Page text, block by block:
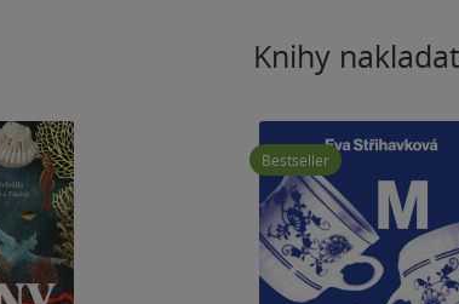
Knihy
Bestseller